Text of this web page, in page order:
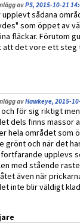
avPS, 2015-10-21
upplevt sådana
som öppet av
fläckar. Förutom
att det vore ett steg
avHawkeye, 2015-
och för sig riktigt
dels finns massor
hela området som
grönt och när det
upplevs
med stående
även när
inte blir väldigt